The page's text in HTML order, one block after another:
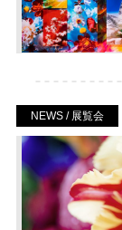
NEWS / 展覧会